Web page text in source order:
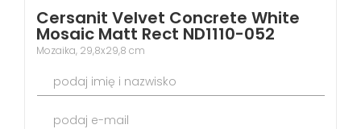
Cersanit Velvet Concrete White
Mosaic Matt Rect ND1110-052
Mozaika, 29,8x29,8 cm
podaj imię i nazwisko
podaj e-mail